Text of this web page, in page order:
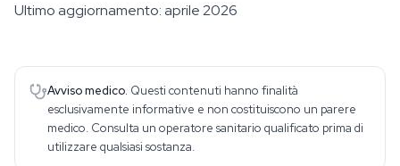
Ultimo aggiornamento: aprile 2026
Avviso medico. Questi contenuti hanno finalità
esclusivamente informative e non costituiscono un parere
medico. Consulta un operatore sanitario qualificato prima di
utilizzare qualsiasi sostanza.